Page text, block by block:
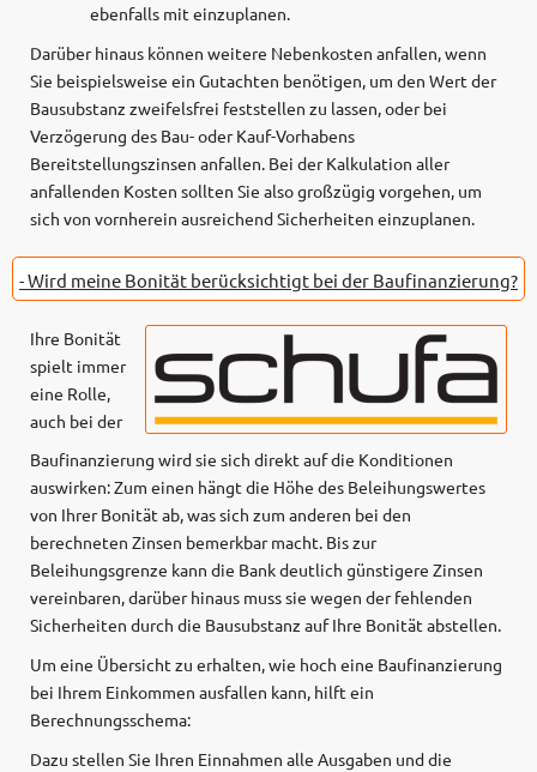
ebenfalls mit einzuplanen.
Darüber hinaus können weitere Nebenkosten anfallen, wenn
Sie beispielsweise ein Gutachten benötigen, um den Wert der
Bausubstanz zweifelsfrei feststellen zu lassen, oder bei
Verzögerung des Bau- oder Kauf-Vorhabens
Bereitstellungszinsen anfallen. Bei der Kalkulation aller
anfallenden Kosten sollten Sie also großzügig vorgehen, um
sich von vornherein ausreichend Sicherheiten einzuplanen.
- Wird meine Bonität berücksichtigt bei der Baufinanzierung?
Ihre Bonität
spielt immer
eine Rolle,
auch bei der
Baufinanzierung wird sie sich direkt auf die Konditionen
auswirken: Zum einen hängt die Höhe des Beleihungswertes
von Ihrer Bonität ab, was sich zum anderen bei den
berechneten Zinsen bemerkbar macht. Bis zur
Beleihungsgrenze kann die Bank deutlich günstigere Zinsen
vereinbaren, darüber hinaus muss sie wegen der fehlenden
Sicherheiten durch die Bausubstanz auf Ihre Bonität abstellen.
Um eine Übersicht zu erhalten, wie hoch eine Baufinanzierung
bei Ihrem Einkommen ausfallen kann, hilft ein
Berechnungsschema:
Dazu stellen Sie Ihren Einnahmen alle Ausgaben und die